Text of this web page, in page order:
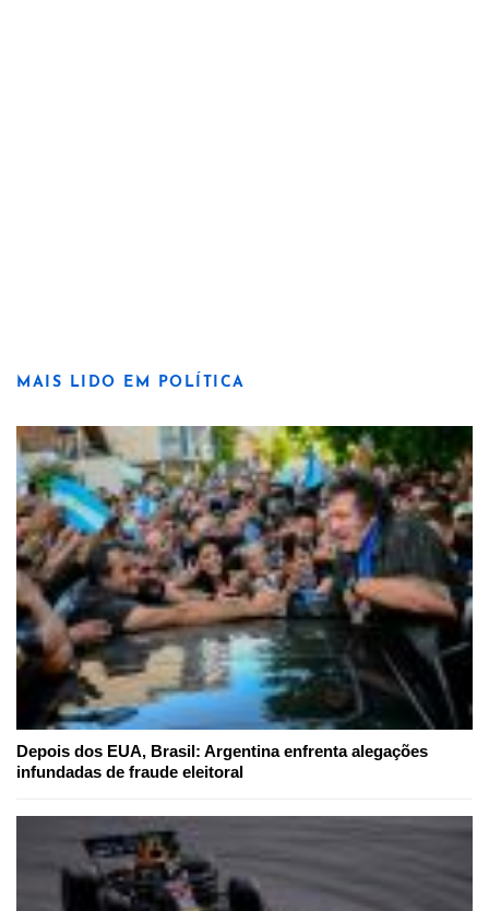
MAIS LIDO EM POLÍTICA
Depois dos EUA, Brasil: Argentina enfrenta alegações
infundadas de fraude eleitoral